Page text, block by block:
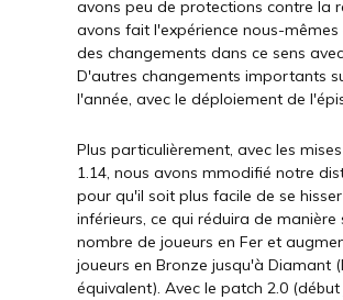
avons peu de protections contre la
avons fait l'expérience nous-
des changements dans ce sens
D'autres changements importants
l'année, avec le déploiement de
Plus particulièrement, avec les
1.14, nous avons mmodifié notre
pour qu'il soit plus facile de se
inférieurs, ce qui réduira de manière
nombre de joueurs en Fer et
joueurs en Bronze jusqu'à Diamant
équivalent). Avec le patch 2.0 (début